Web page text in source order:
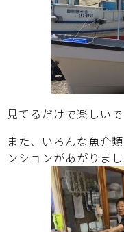
見てるだけで楽しいで
また、いろんな魚介
ンションがあがりま